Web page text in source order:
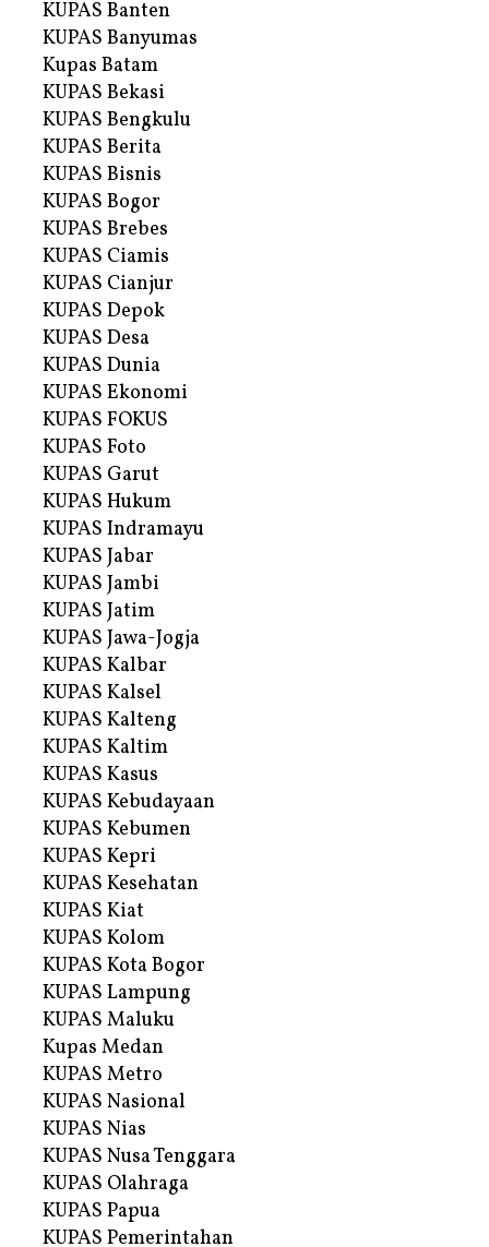
KUPAS Banten
KUPAS Banyumas
Kupas Batam
KUPAS Bekasi
KUPAS Bengkulu
KUPAS Berita
KUPAS Bisnis
KUPAS Bogor
KUPAS Brebes
KUPAS Ciamis
KUPAS Cianjur
KUPAS Depok
KUPAS Desa
KUPAS Dunia
KUPAS Ekonomi
KUPAS FOKUS
KUPAS Foto
KUPAS Garut
KUPAS Hukum
KUPAS Indramayu
KUPAS Jabar
KUPAS Jambi
KUPAS Jatim
KUPAS Jawa-Jogja
KUPAS Kalbar
KUPAS Kalsel
KUPAS Kalteng
KUPAS Kaltim
KUPAS Kasus
KUPAS Kebudayaan
KUPAS Kebumen
KUPAS Kepri
KUPAS Kesehatan
KUPAS Kiat
KUPAS Kolom
KUPAS Kota Bogor
KUPAS Lampung
KUPAS Maluku
Kupas Medan
KUPAS Metro
KUPAS Nasional
KUPAS Nias
KUPAS Nusa Tenggara
KUPAS Olahraga
KUPAS Papua
KUPAS Pemerintahan